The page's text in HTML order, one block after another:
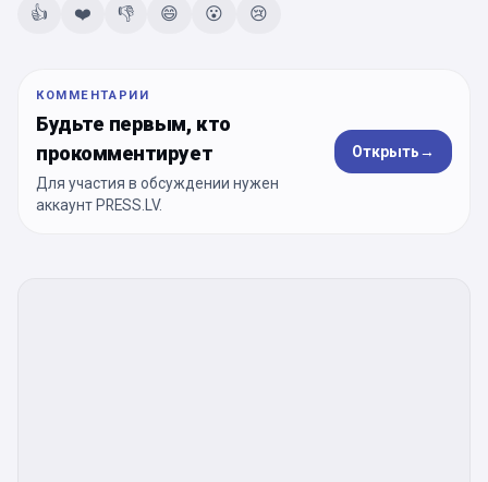
👍 ❤️ 👎 😄 😮 😢
КОММЕНТАРИИ
Будьте первым, кто
прокомментирует
Для участия в обсуждении нужен
аккаунт PRESS.LV.
Открыть→